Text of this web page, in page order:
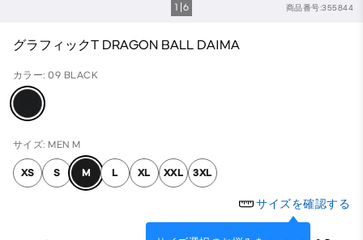
商品番号:355844
1 6
グラフィックT DRAGON BALL DAIMA
カラー: 09 BLACK
サイズ: MEN M
XS S M L XL XXL 3XL
サイズを確認する